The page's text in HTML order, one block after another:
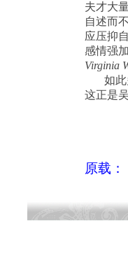
夫才大
自述而
应压抑
感情强
Virginia
如
这正是
原载：